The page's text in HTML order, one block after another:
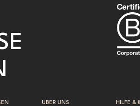
ÜBER UNS HILFE &